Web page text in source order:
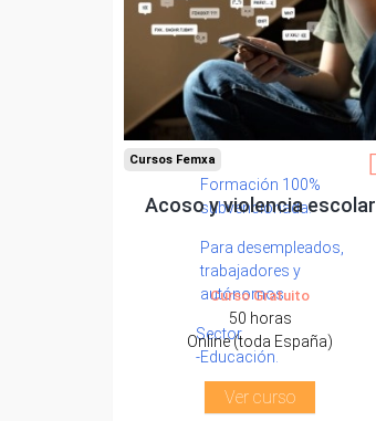
Formación 100%
subvencionada.
Para desempleados,
trabajadores y
autónomos.
Sector
-Educación.
Cursos Femxa
Acoso y violencia escolar
Curso Gratuito
50 horas
Online (toda España)
Ver curso